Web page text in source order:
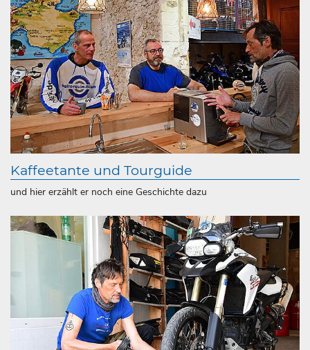
Kaffeetante und Tourguide
und hier erzählt er noch eine Geschichte dazu